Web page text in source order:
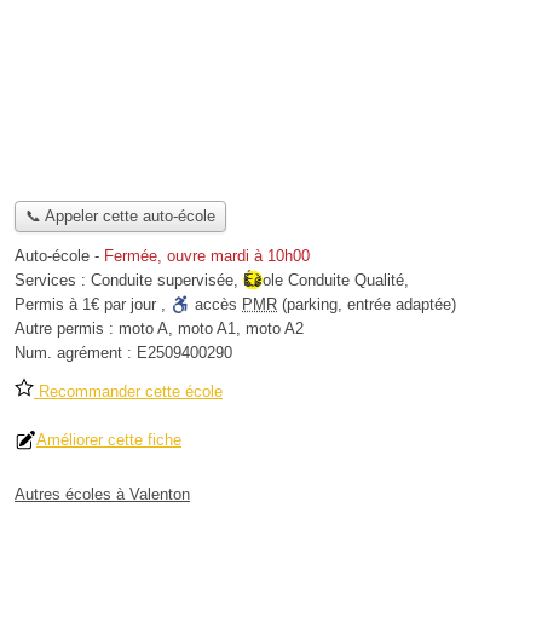
📞 Appeler cette auto-école
Auto-école - Fermée, ouvre mardi à 10h00
Services : Conduite supervisée, École Conduite Qualité,
Permis à 1€ par jour , accès PMR (parking, entrée adaptée)
Autre permis : moto A, moto A1, moto A2
Num. agrément : E2509400290
Recommander cette école
Améliorer cette fiche
Autres écoles à Valenton